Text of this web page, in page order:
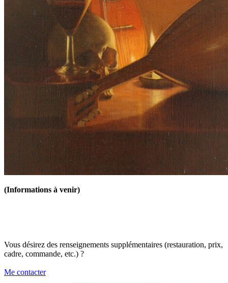
(Informations à venir)
Vous désirez des renseignements supplémentaires (restauration, prix,
cadre, commande, etc.) ?
Me contacter